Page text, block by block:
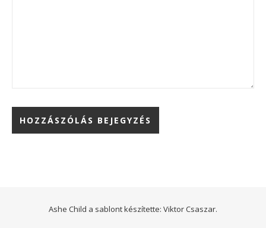
Ashe Child a sablont készítette: Viktor Csaszar.